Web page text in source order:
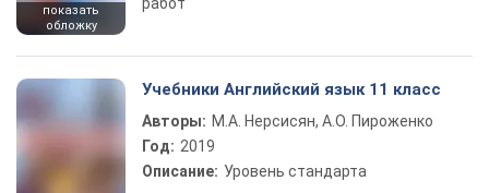
показать
обложку
Учебники Английский язык 11 класс
Авторы: М.А. Нерсисян, А.О. Пироженко
Год: 2019
Описание: Уровень стандарта